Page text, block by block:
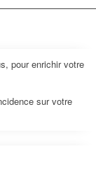
pour enrichir votre
sur votre